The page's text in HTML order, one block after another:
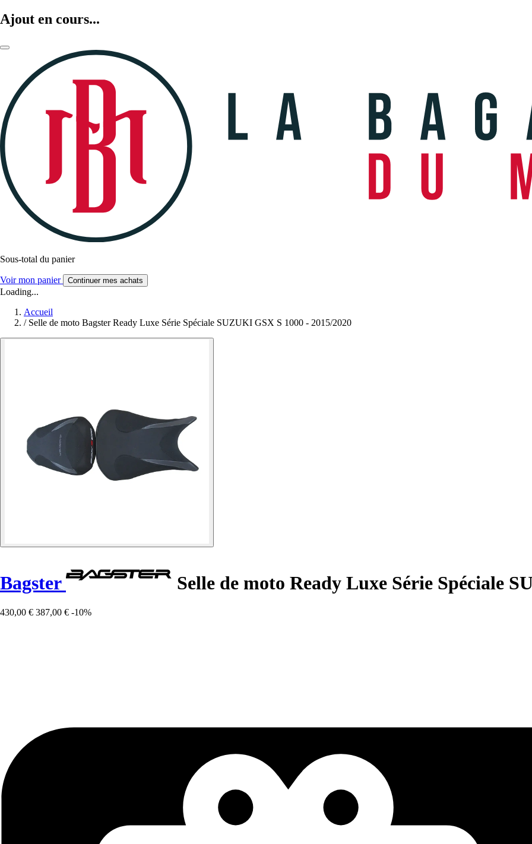
Ajout en cours...
Sous-total du panier
Voir mon panier Continuer mes achats
Loading...
Accueil
/ Selle de moto Bagster Ready Luxe Série Spéciale SUZUKI GSX S 1000 - 2015/2020
Bagster Selle de moto Ready Luxe Série Spéciale
430,00 € 387,00 € -10%